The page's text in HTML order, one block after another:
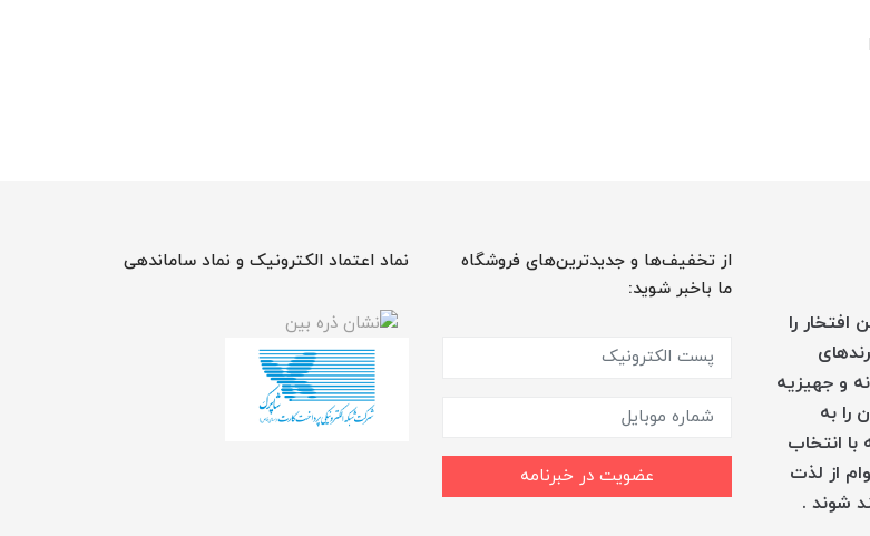
افتخار را
و جهیزیه
را به
انتخاب
از لذت
شوند .
از تخفیف‌ها و جدیدترین‌های فروشگاه
ما باخبر شوید:
عضویت در خبرنامه
نماد اعتماد الکترونیک و نماد ساماندهی